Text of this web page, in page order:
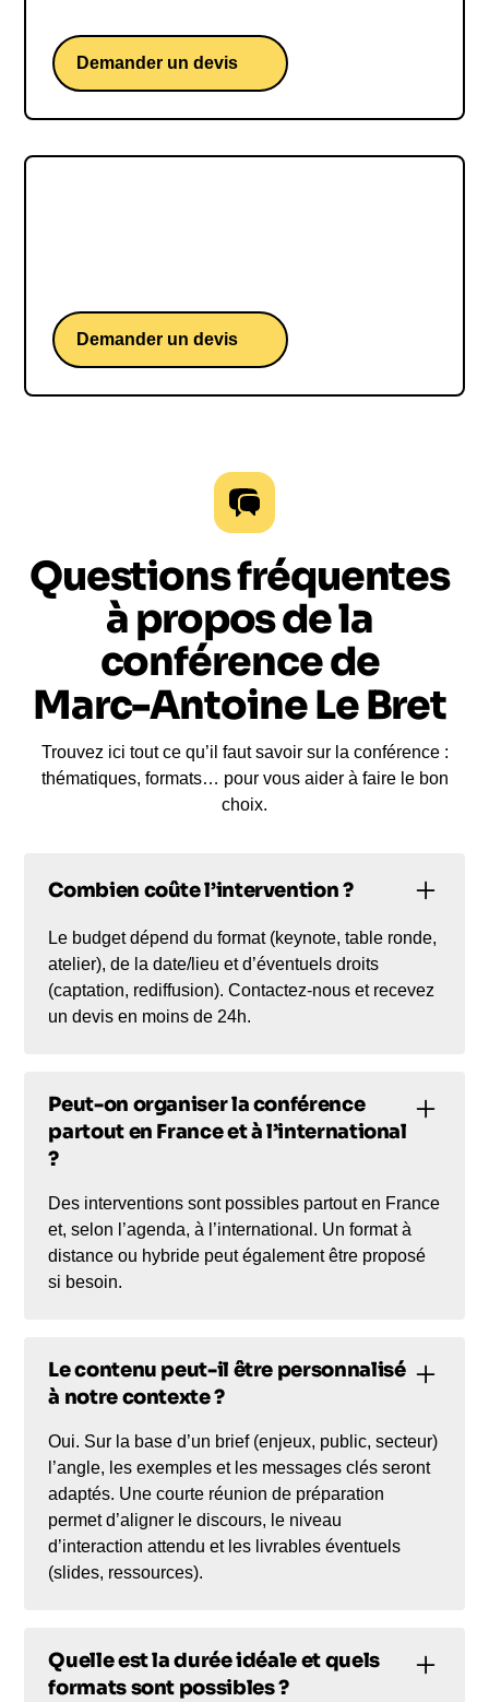
Demander un devis
Demander un devis
Questions fréquentes
à propos de la
conférence de
Marc-Antoine Le Bret
Trouvez ici tout ce qu’il faut savoir sur la conférence :
thématiques, formats… pour vous aider à faire le bon
choix.
Combien coûte l’intervention ?
Le budget dépend du format (keynote, table ronde,
atelier), de la date/lieu et d’éventuels droits
(captation, rediffusion). Contactez-nous et recevez
un devis en moins de 24h.
Peut-on organiser la conférence
partout en France et à l’international
?
Des interventions sont possibles partout en France
et, selon l’agenda, à l’international. Un format à
distance ou hybride peut également être proposé
si besoin.
Le contenu peut-il être personnalisé
à notre contexte ?
Oui. Sur la base d’un brief (enjeux, public, secteur)
l’angle, les exemples et les messages clés seront
adaptés. Une courte réunion de préparation
permet d’aligner le discours, le niveau
d’interaction attendu et les livrables éventuels
(slides, ressources).
Quelle est la durée idéale et quels
formats sont possibles ?